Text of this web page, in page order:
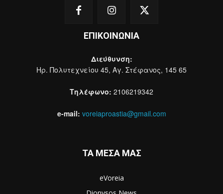
ΕΠΙΚΟΙΝΩΝΙΑ
Διεύθυνση:
Ηρ. Πολυτεχνείου 45, Αγ. Στέφανος, 145 65
Τηλέφωνο: 2106219342
e-mail: voreiaproastia@gmail.com
ΤΑ ΜΕΣΑ ΜΑΣ
eVoreia